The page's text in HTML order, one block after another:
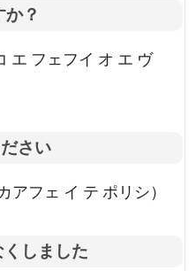
？
エ フェフイ オ エ ヴ
さい
アフェ イ テ ポリシ）
しました